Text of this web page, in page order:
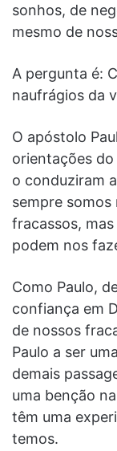
sonhos, de
mesmo de
A pergunta é:
naufrágios da
O apóstolo
orientações
o conduziram
sempre
fracassos,
podem nos
Como Paulo,
confiança em
de nossos
Paulo a ser
demais
uma benção
têm uma
temos.